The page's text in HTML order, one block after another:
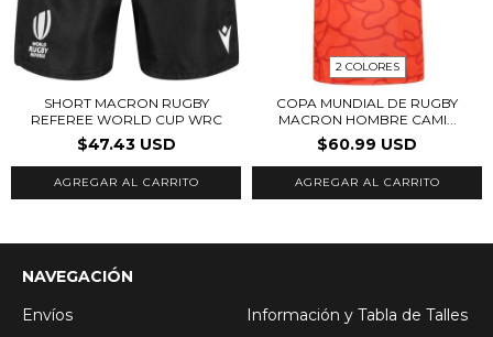
SHORT MACRON RUGBY
REFEREE WORLD CUP WRC
$47.43 USD
AGREGAR AL CARRITO
2 COLORES
COPA MUNDIAL DE RUGBY
MACRON HOMBRE CAMI...
$60.99 USD
AGREGAR AL CARRITO
NAVEGACIÓN
Envíos
Información y Tabla de Talles